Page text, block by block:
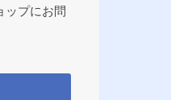
ップにお問